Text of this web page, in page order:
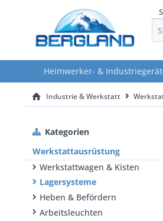
Heimwerker- &
Industrie & Werkstatt
Kategorien
Werkstattausrüstung
Werkstattwagen & Kisten
Lagersysteme
Heben & Befördern
Arbeitsleuchten